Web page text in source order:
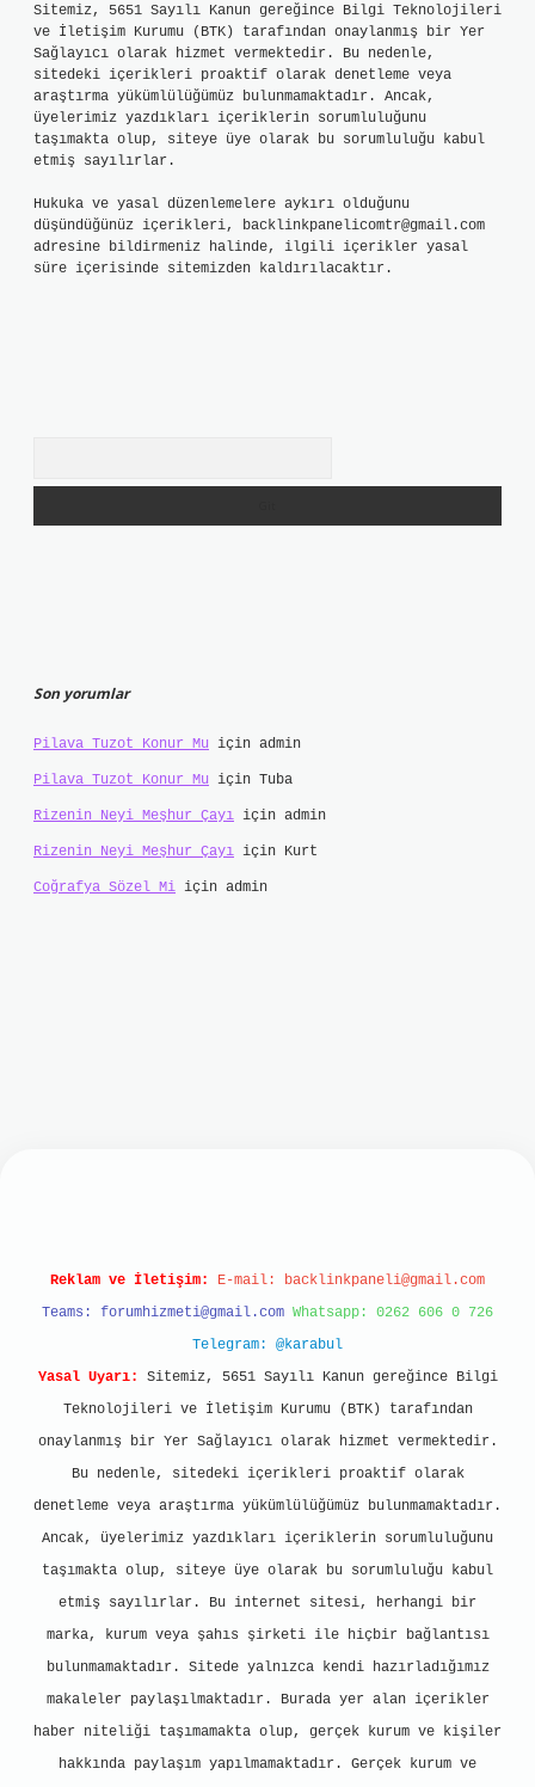
Sitemiz, 5651 Sayılı Kanun gereğince Bilgi Teknolojileri
ve İletişim Kurumu (BTK) tarafından onaylanmış bir Yer
Sağlayıcı olarak hizmet vermektedir. Bu nedenle,
sitedeki içerikleri proaktif olarak denetleme veya
araştırma yükümlülüğümüz bulunmamaktadır. Ancak,
üyelerimiz yazdıkları içeriklerin sorumluluğunu
taşımakta olup, siteye üye olarak bu sorumluluğu kabul
etmiş sayılırlar.
Hukuka ve yasal düzenlemelere aykırı olduğunu
düşündüğünüz içerikleri, backlinkpanelicomtr@gmail.com
adresine bildirmeniz halinde, ilgili içerikler yasal
süre içerisinde sitemizden kaldırılacaktır.
Son yorumlar
Pilava Tuzot Konur Mu için admin
Pilava Tuzot Konur Mu için Tuba
Rizenin Neyi Meşhur Çayı için admin
Rizenin Neyi Meşhur Çayı için Kurt
Coğrafya Sözel Mi için admin
Reklam ve İletişim: E-mail: backlinkpaneli@gmail.com
Teams: forumhizmeti@gmail.com Whatsapp: 0262 606 0 726
Telegram: @karabul
Yasal Uyarı:
Sitemiz, 5651 Sayılı Kanun gereğince Bilgi
Teknolojileri ve İletişim Kurumu (BTK) tarafından
onaylanmış bir Yer Sağlayıcı olarak hizmet vermektedir.
Bu nedenle, sitedeki içerikleri proaktif olarak
denetleme veya araştırma yükümlülüğümüz bulunmamaktadır.
Ancak, üyelerimiz yazdıkları içeriklerin sorumluluğunu
taşımakta olup, siteye üye olarak bu sorumluluğu kabul
etmiş sayılırlar. Bu internet sitesi, herhangi bir
marka, kurum veya şahıs şirketi ile hiçbir bağlantısı
bulunmamaktadır. Sitede yalnızca kendi hazırladığımız
makaleler paylaşılmaktadır. Burada yer alan içerikler
haber niteliği taşımamakta olup, gerçek kurum ve kişiler
hakkında paylaşım yapılmamaktadır. Gerçek kurum ve